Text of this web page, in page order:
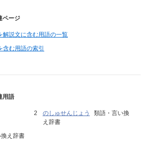
ページ
解説文に含む用語の一覧
含む用語の索引
用語
のしゅせんじょう
類語・言い換
え辞書
え辞書